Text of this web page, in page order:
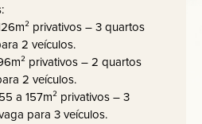
privativos – 3 quartos
2 veículos.
privativos – 2 quartos
2 veículos.
a 157m² privativos – 3
para 3 veículos.